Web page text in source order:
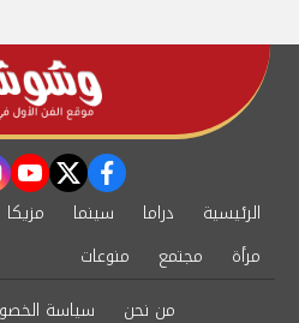
facebook
twitter
الرئيسية دراما سينما مزيكا
مرأة
مجتمع
منوعات
من نحن
سياسة